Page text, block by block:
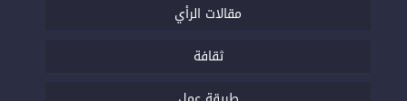
مقالات الرأي
ثقافة